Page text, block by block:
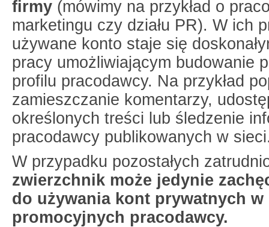
firmy (mówimy na przykład o
marketingu czy działu PR). W ich
używane konto staje się
pracy umożliwiającym budowanie
profilu pracodawcy. Na przykład
zamieszczanie komentarzy,
określonych treści lub śledzenie
pracodawcy publikowanych w
W przypadku pozostałych
zwierzchnik może jedynie
do używania kont prywatnych w
promocyjnych pracodawcy.